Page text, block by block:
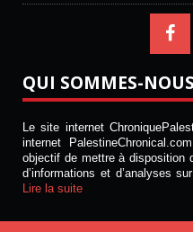
QUI SOMMES-
Le site internet
internet
objectif de mettre à disposition
d’informations et d’analyses
Lire la suite